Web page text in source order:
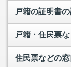
戸籍の証明書
戸籍・住民票
住民票などの